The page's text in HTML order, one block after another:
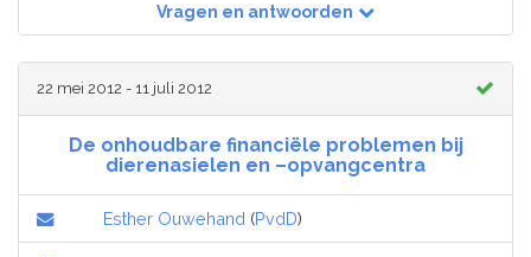
Vragen en antwoorden
22 mei 2012 - 11 juli 2012
De onhoudbare financiële problemen bij
dierenasielen en –opvangcentra
Esther Ouwehand (PvdD)